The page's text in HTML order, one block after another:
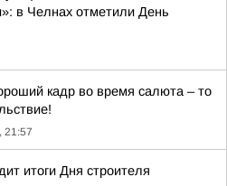
в Челнах отметили День
кадр во время салюта – то
21:57
итоги Дня строителя